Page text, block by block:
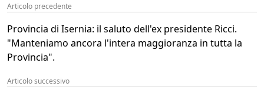
Articolo precedente
Provincia di Isernia: il saluto dell'ex presidente Ricci.
"Manteniamo ancora l'intera maggioranza in tutta la
Provincia".
Articolo successivo